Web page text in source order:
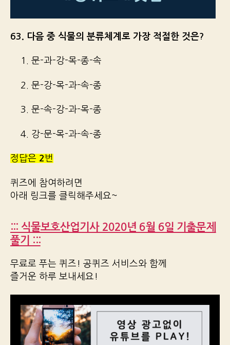
63. 다음 중 식물의 분류체계로 가장 적절한 것은?
1. 문-과-강-목-종-속
2. 문-강-목-과-속-종
3. 문-속-강-과-목-종
4. 강-문-목-과-속-종
정답은 2 번
퀴즈에 참여하려면
아래 링크를 클릭해주세요~
::: 식물보호산업기사 2020년 6월 6일 기출문제
풀기 :::
무료로 푸는 퀴즈! 공퀴즈 서비스와 함께
즐거운 하루 보내세요!